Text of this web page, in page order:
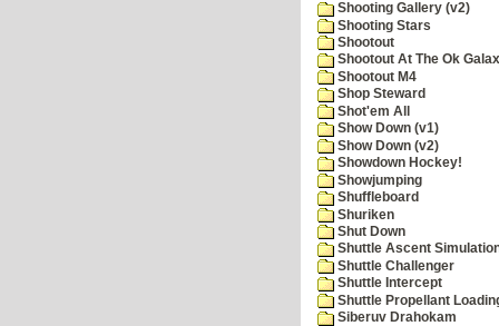
Shooting Gallery (v2)
Shooting Stars
Shootout
Shootout At The Ok
Shootout M4
Shop Steward
Shot'em All
Show Down (v1)
Show Down (v2)
Showdown Hockey!
Showjumping
Shuffleboard
Shuriken
Shut Down
Shuttle Ascent
Shuttle Challenger
Shuttle Intercept
Shuttle Propellant
Siberuv Drahokam